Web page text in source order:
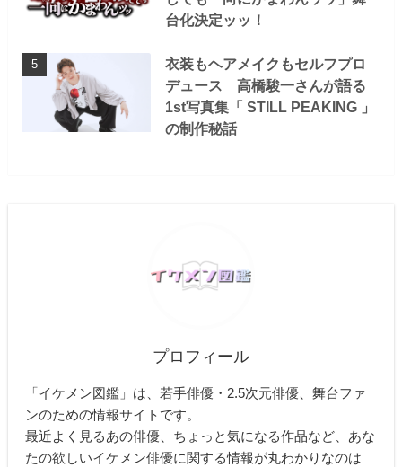
台化決定ッッ！
衣装もヘアメイクもセルフプロ
デュース 高橋駿一さんが語る
1st写真集「 STILL PEAKING 」
の制作秘話
プロフィール
「イケメン図鑑」は、若手俳優・2.5次元俳優、舞台ファ
ンのための情報サイトです。
最近よく見るあの俳優、ちょっと気になる作品など、あな
たの欲しいイケメン俳優に関する情報が丸わかりなのは